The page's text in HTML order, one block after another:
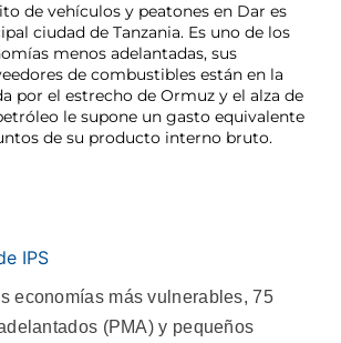
de vehículos y peatones en Dar es
ciudad de Tanzania. Es uno de los
menos adelantadas, sus
de combustibles están en la
por el estrecho de Ormuz y el alza de
le supone un gasto equivalente
de su producto interno bruto.
IPS
economías más vulnerables, 75
(PMA) y pequeños